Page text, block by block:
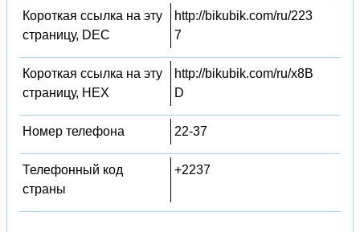
Короткая ссылка на эту
страницу, DEC
http://bikubik.com/ru/223
7
Короткая ссылка на эту
страницу, HEX
http://bikubik.com/ru/x8B
D
Номер телефона 22-37
Телефонный код
страны
+2237